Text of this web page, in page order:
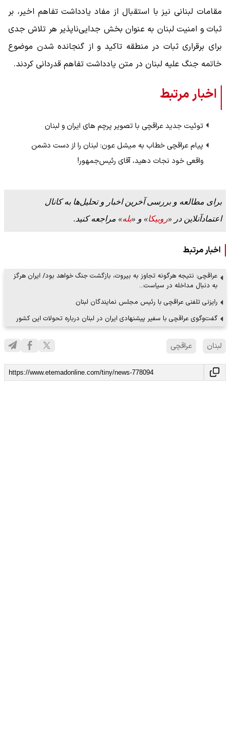
مقامات لبنانی نیز با استقبال از مفاد یادداشت تفاهم اخیر، بر
ثبات و امنیت لبنان به عنوان بخش جدایی‌ناپذیر هر تلاش جدی
برای برقراری ثبات در منطقه تاکید و از گنجانده شدن موضوع
خاتمه جنگ علیه لبنان در متن یادداشت تفاهم قدردانی کردند.
اخبار مرتبط
توئیت جدید عراقچی با تصویر پرچم‌ های ایران و لبنان
پیام عراقچی خطاب به میشل عون: لبنان را از دست دشمن
واقعی خود نجات دهید، آقای رئیس‌جمهور!
برای مطالعه و بررسی آخرین اخبار و تحلیل‌ها به کانال
اعتمادآنلاین در «روبیکا» و «بله» مراجعه کنید.
اخبار مرتبط
عراقچی: نتیجه هرگونه تجاوز به بیروت، بازگشت جنگ خواهد بود/ ایران هرگز
به دنبال مداخله در سیاست…
رایزنی تلفنی عراقچی با رئیس مجلس نمایندگان لبنان
گفت‌وگوی عراقچی با سفیر پیشنهادی ایران در لبنان درباره تحولات این کشور
لبنان عراقچی